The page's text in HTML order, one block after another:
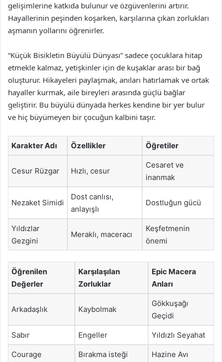
gelişimlerine katkıda bulunur ve özgüvenlerini artırır.
Hayallerinin peşinden koşarken, karşılarına çıkan zorlukları
aşmanın yollarını öğrenirler.
“Küçük Bisikletin Büyülü Dünyası” sadece çocuklara hitap
etmekle kalmaz, yetişkinler için de kuşaklar arası bir bağ
oluşturur. Hikayeleri paylaşmak, anıları hatırlamak ve ortak
hayaller kurmak, aile bireyleri arasında güçlü bağlar
geliştirir. Bu büyülü dünyada herkes kendine bir yer bulur
ve hiç büyümeyen bir çocuğun kalbini taşır.
Karakter Adı Özellikler Öğretiler
Cesur Rüzgar Hızlı, cesur
Cesaret ve
inanmak
Nezaket Simidi
Dost canlısı,
anlayışlı
Dostluğun gücü
Yıldızlar
Gezgini
Meraklı, maceracı
Keşfetmenin
önemi
Öğrenilen
Değerler
Karşılaşılan
Zorluklar
Epic Macera
Anları
Arkadaşlık Kaybolmak
Gökkuşağı
Geçidi
Sabır Engeller Yıldızlı Seyahat
Courage Bırakma isteği Hazine Avı